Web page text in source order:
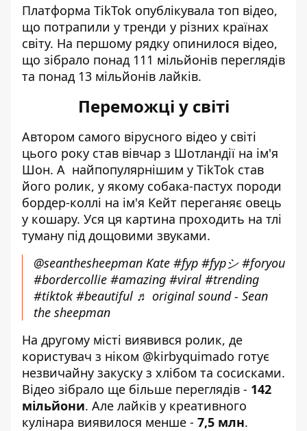
Платформа TikTok опублікувала топ відео,
що потрапили у тренди у різних країнах
світу. На першому рядку опинилося відео,
що зібрало понад 111 мільйонів переглядів
та понад 13 мільйонів лайків.
Переможці у світі
Автором самого вірусного відео у світі
цього року став вівчар з Шотландії на ім'я
Шон. А найпопулярнішим у TikTok став
його ролик, у якому собака-пастух породи
бордер-коллі на ім'я Кейт переганяє овець
у кошару. Уся ця картина проходить на тлі
туману під дощовими звуками.
@seanthesheepman Kate #fyp #fypシ #foryou
#bordercollie #amazing #viral #trending
#tiktok #beautiful ♬ original sound - Sean
the sheepman
На другому місті виявився ролик, де
користувач з ніком @kirbyquimado готує
незвичайну закуску з хлібом та сосисками.
Відео зібрало ще більше переглядів - 142
мільйони. Але лайків у креативного
кулінара виявилося менше - 7,5 млн.